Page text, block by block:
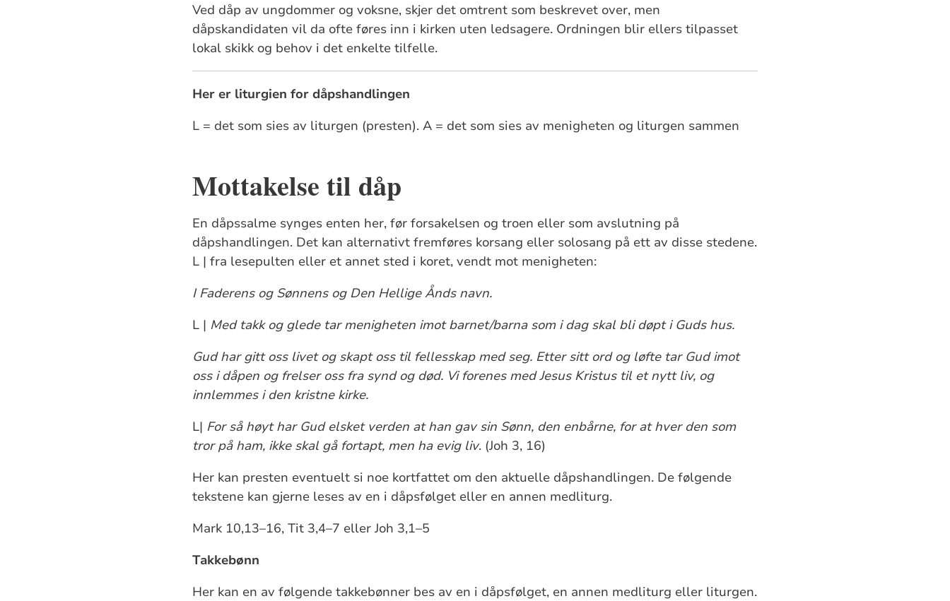
Ved dåp av ungdommer og voksne, skjer det omtrent som beskrevet over, men
dåpskandidaten vil da ofte føres inn i kirken uten ledsagere. Ordningen blir ellers tilpasset
lokal skikk og behov i det enkelte tilfelle.
Her er liturgien for dåpshandlingen
L = det som sies av liturgen (presten). A = det som sies av menigheten og liturgen sammen
Mottakelse til dåp
En dåpssalme synges enten her, før forsakelsen og troen eller som avslutning på
dåpshandlingen. Det kan alternativt fremføres korsang eller solosang på ett av disse stedene.
L | fra lesepulten eller et annet sted i koret, vendt mot menigheten:
I Faderens og Sønnens og Den Hellige Ånds navn.
L | Med takk og glede tar menigheten imot barnet/barna som i dag skal bli døpt i Guds hus.
Gud har gitt oss livet og skapt oss til fellesskap med seg. Etter sitt ord og løfte tar Gud imot
oss i dåpen og frelser oss fra synd og død. Vi forenes med Jesus Kristus til et nytt liv, og
innlemmes i den kristne kirke.
L| For så høyt har Gud elsket verden at han gav sin Sønn, den enbårne, for at hver den som
tror på ham, ikke skal gå fortapt, men ha evig liv. (Joh 3, 16)
Her kan presten eventuelt si noe kortfattet om den aktuelle dåpshandlingen. De følgende
tekstene kan gjerne leses av en i dåpsfølget eller en annen medliturg.
Mark 10,13–16, Tit 3,4–7 eller Joh 3,1–5
Takkebønn
Her kan en av følgende takkebønner bes av en i dåpsfølget, en annen medliturg eller liturgen.